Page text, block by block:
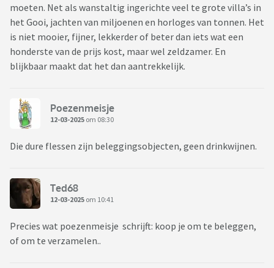
moeten. Net als wanstaltig ingerichte veel te grote villa’s in
het Gooi, jachten van miljoenen en horloges van tonnen. Het
is niet mooier, fijner, lekkerder of beter dan iets wat een
honderste van de prijs kost, maar wel zeldzamer. En
blijkbaar maakt dat het dan aantrekkelijk.
Poezenmeisje
12-03-2025 om 08:30
Die dure flessen zijn beleggingsobjecten, geen drinkwijnen.
Ted68
12-03-2025 om 10:41
Precies wat poezenmeisje schrijft: koop je om te beleggen,
of om te verzamelen..